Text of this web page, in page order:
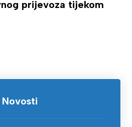
prijevoza tijekom
Novosti